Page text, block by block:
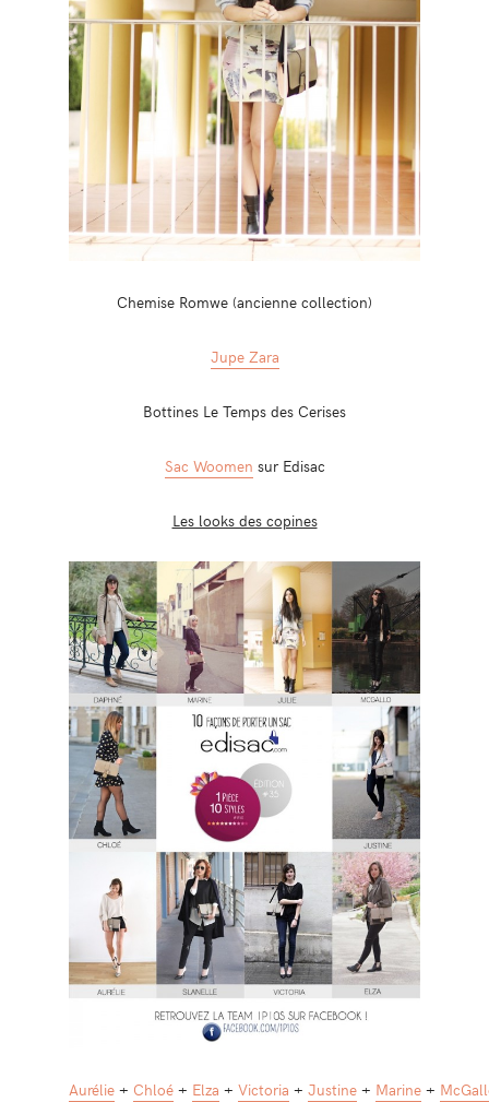
Chemise Romwe (ancienne collection)
Jupe Zara
Bottines Le Temps des Cerises
Sac Woomen sur Edisac
Les looks des copines
Aurélie+ Chloé+ Elza + Victoria + Justine+ Marine+